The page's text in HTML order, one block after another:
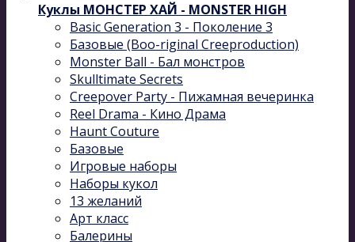
Куклы МОНСТЕР ХАЙ - MONSTER HIGH
Basic Generation 3 - Поколение 3
Базовые (Boo-riginal Creeproduction)
Monster Ball - Бал монстров
Skulltimate Secrets
Creepover Party - Пижамная вечеринка
Reel Drama - Кино Драма
Haunt Couture
Базовые
Игровые наборы
Наборы кукол
13 желаний
Арт класс
Балерины